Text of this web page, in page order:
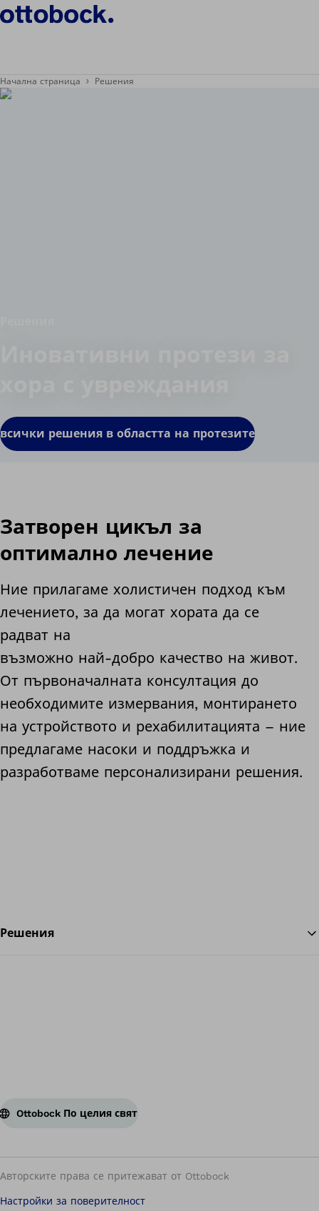
Начална страница Решения
всички решения в областта на протезите
Затворен цикъл за
оптимално лечение
Ние прилагаме холистичен подход към
лечението, за да могат хората да се
радват на
възможно най-добро качество на живот.
От първоначалната консултация до
необходимите измервания, монтирането
на устройството и рехабилитацията – ние
предлагаме насоки и поддръжка и
разработваме персонализирани решения.
Решения
Ottobock По целия свят
Авторските права се притежават от Ottobock
Настройки за поверителност